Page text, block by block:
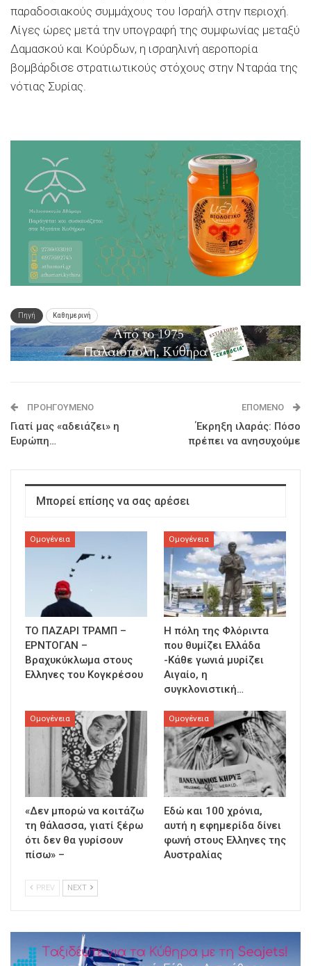
παραδοσιακούς συμμάχους του Ισραήλ στην περιοχή.
Λίγες ώρες μετά την υπογραφή της συμφωνίας μεταξύ
∆αμασκού και Κούρδων, η ισραηλινή αεροπορία
βομβάρδισε στρατιωτικούς στόχους στην Νταράα της
νότιας Συρίας.
Πηγή Καθημερινή
ΠΡΟΗΓΟΎΜΕΝΟ
Γιατί μας «αδειάζει» η
Ευρώπη…
ΕΠΌΜΕΝΟ
Έκρηξη ιλαράς: Πόσο
πρέπει να ανησυχούμε
Μπορεί επίσης να σας αρέσει
Ομογένεια
ΤΟ ΠΑΖΑΡΙ ΤΡΑΜΠ –
ΕΡΝΤΟΓΑΝ –
Βραχυκύκλωμα στους
Ελληνες του Κογκρέσου
Ομογένεια
Η πόλη της Φλόριντα
που θυμίζει Ελλάδα
-Κάθε γωνιά μυρίζει
Αιγαίο, η
συγκλονιστική…
Ομογένεια
«Δεν μπορώ να κοιτάζω
τη θάλασσα, γιατί ξέρω
ότι δεν θα γυρίσουν
πίσω» –
Ομογένεια
Εδώ και 100 χρόνια,
αυτή η εφημερίδα δίνει
φωνή στους Ελληνες της
Αυστραλίας
PREV NEXT